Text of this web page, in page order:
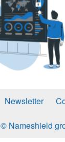
Newsletter
© Nameshield